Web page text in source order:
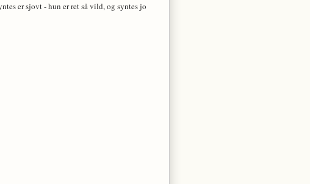
er sjovt - hun er ret så vild, og syntes jo